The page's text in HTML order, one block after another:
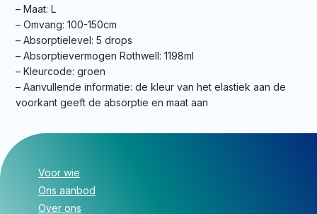
– Maat: L
– Omvang: 100-150cm
– Absorptielevel: 5 drops
– Absorptievermogen Rothwell: 1198ml
– Kleurcode: groen
– Aanvullende informatie: de kleur van het elastiek aan de
voorkant geeft de absorptie en maat aan
Voor wie
Ons aanbod
Over ons